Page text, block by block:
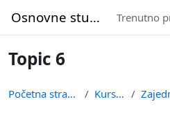
Osnovne studije Trenutno
Topic 6
Početna stranica Kursevi